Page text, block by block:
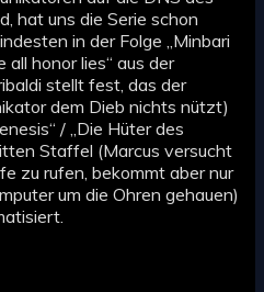
hat uns die Serie schon
in der Folge „Minbari
all honor lies“ aus der
stellt fest, das der
dem Dieb nichts nützt)
/ „Die Hüter des
Staffel (Marcus versucht
zu rufen, bekommt aber nur
um die Ohren gehauen)